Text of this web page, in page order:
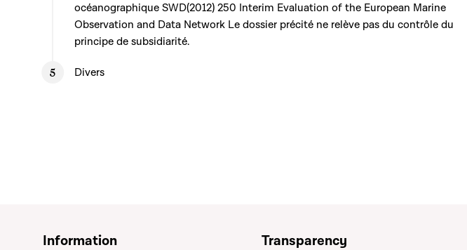
océanographique SWD(2012) 250 Interim Evaluation of the European Marine
Observation and Data Network Le dossier précité ne relève pas du contrôle du
principe de subsidiarité.
Divers
Information Transparency